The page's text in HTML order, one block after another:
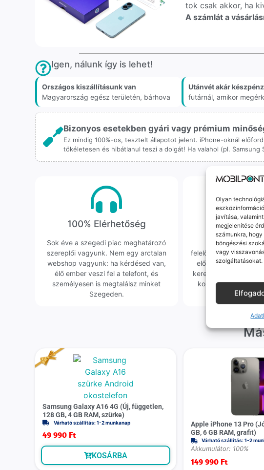
Olyan
javítása,
megjelenítése
számunkra,
böngészési
vagy
szolgáltatásokat.
tok csak akkor, ha
A számlát a
Igen, nálunk így is lehet!
Országos kiszállításunk van
Magyarország egész területén, bárhova
Utánvét akár
futárnál, amikor
Bizonyos esetekben gyári vagy prémium
Ez mindig 100%-os, tesztelt állapotot jelent. iPhone-oknál
tökéletesen és hibátlanul teszi a dolgát! Ha valahol (pl.
100% Elérhetőség
Sok éve a szegedi piac meghatározó
szereplői vagyunk. Nem egy arctalan
webshop vagyunk: ha kérdésed van,
élő ember veszi fel a telefont, és
személyesen is megtalálsz minket
Szegeden.
Korrekt
Hibázni emberi
felelősségvállalás
előfordul egy hiba,
keresünk, hanem
kollégáink azonnal
Samsung Galaxy A16 4G (Új, független,
128 GB, 4 GB RAM, szürke)
Várható szállítás: 1-2 munkanap
49 990 Ft
KOSÁRBA
Apple iPhone 13 Pro
GB, 6 GB RAM, grafit)
Várható szállítás: 1-2
Akkumulátor: 100%
149 990 Ft